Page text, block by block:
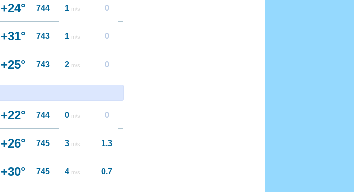
+24° 744 1 m/s 0
+31° 743 1 m/s 0
+25° 743 2 m/s 0
+22° 744 0 m/s 0
+26° 745 3 m/s 1.3
+30° 745 4 m/s 0.7